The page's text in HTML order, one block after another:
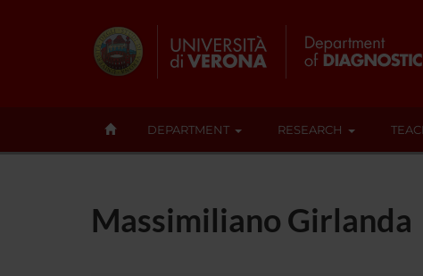
DEPARTMENT RESEARCH
Massimiliano Girlanda